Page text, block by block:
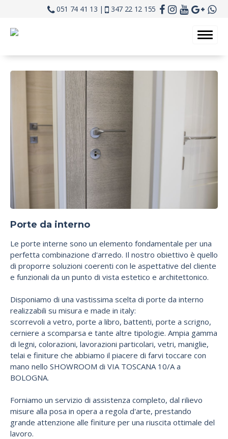
051 74 41 13 | 347 22 12 155
Porte da interno
Le porte interne sono un elemento fondamentale per una
perfetta combinazione d'arredo. Il nostro obiettivo è quello
di proporre soluzioni coerenti con le aspettative del cliente
e funzionali da un punto di vista estetico e architettonico.
Disponiamo di una vastissima scelta di porte da interno
realizzabili su misura e made in italy:
scorrevoli a vetro, porte a libro, battenti, porte a scrigno,
cerniere a scomparsa e tante altre tipologie. Ampia gamma
di legni, colorazioni, lavorazioni particolari, vetri, maniglie,
telai e finiture che abbiamo il piacere di farvi toccare con
mano nello SHOWROOM di VIA TOSCANA 10/A a
BOLOGNA.
Forniamo un servizio di assistenza completo, dal rilievo
misure alla posa in opera a regola d'arte, prestando
grande attenzione alle finiture per una riuscita ottimale del
lavoro.